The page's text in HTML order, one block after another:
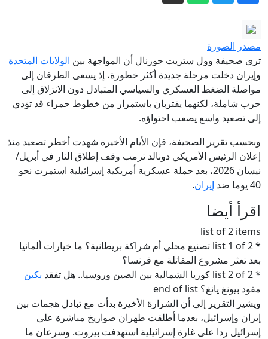
وأبو ظبي تتهم إيران
مقتل قائد كتيبة بحرس الحدود السوري
وإصابة جنديين بكمين شرق دير الزور
تعليق إيراني جديد على اتفاق الدفاع بين
السعودية وباكستان وتركيا
بارزاني للجزيرة: كردستان العراق يدعم
حصر السلاح ويرفض الانخراط في
صراعات المنطقة
استقرار الجزائر.. واجب وطني مقدس -
مصدر الصورة
ترى صحيفة وول ستريت جورنال أن المواجهة بين الولايات المتحدة
وإيران دخلت مرحلة جديدة أكثر خطورة، إذ يسعى الطرفان إلى
مواصلة الضغط العسكري والسياسي المتبادل دون الانزلاق إلى
حرب شاملة، لكنهما يقتربان باستمرار من خطوط حمراء قد تؤدي
إلى تصعيد واسع يصعب احتواؤه.
وبحسب تقرير الصحيفة، فإن الأيام الأخيرة شهدت أخطر تصعيد منذ
إعلان الرئيس الأمريكي دونالد ترمب وقف إطلاق النار في أبريل/
نيسان 2026، بعد حملة عسكرية أمريكية إسرائيلية استمرت نحو
40 يوما ضد
إيران.
اقرأ أيضا
list of 2 items
* list 1 of 2 تصنيع محلي أم شراكة بريطانية؟ ما خيارات ألمانيا
بعد تعثر مشروع المقاتلة مع فرنسا؟
* list 2 of 2 كوريا الشمالية بين الصين وروسيا.. هل تفقد
بكين
مقود بيونغ يانغ؟ end of list
ويشير التقرير إلى أن الشرارة الأخيرة بدأت مع تبادل هجمات بين
إيران وإسرائيل، بعدما أطلقت طهران صواريخ مباشرة على
إسرائيل ردا على غارة إسرائيلية استهدفت بيروت. وسرعان ما